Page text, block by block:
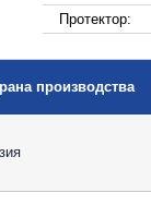
Протектор:
производства